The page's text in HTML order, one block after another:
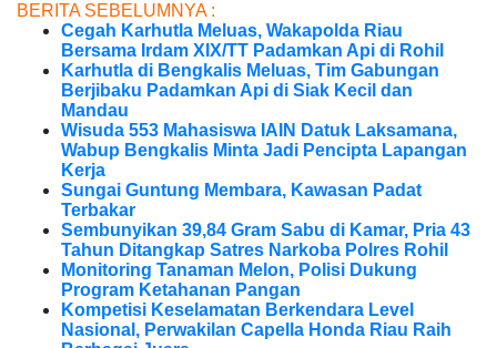
BERITA SEBELUMNYA :
Cegah Karhutla Meluas, Wakapolda Riau
Bersama Irdam XIX/TT Padamkan Api di Rohil
Karhutla di Bengkalis Meluas, Tim Gabungan
Berjibaku Padamkan Api di Siak Kecil dan
Mandau
Wisuda 553 Mahasiswa IAIN Datuk Laksamana,
Wabup Bengkalis Minta Jadi Pencipta Lapangan
Kerja
Sungai Guntung Membara, Kawasan Padat
Terbakar
Sembunyikan 39,84 Gram Sabu di Kamar, Pria 43
Tahun Ditangkap Satres Narkoba Polres Rohil
Monitoring Tanaman Melon, Polisi Dukung
Program Ketahanan Pangan
Kompetisi Keselamatan Berkendara Level
Nasional, Perwakilan Capella Honda Riau Raih